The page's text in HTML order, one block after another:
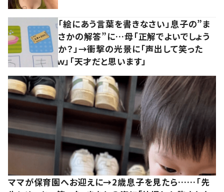
「絵にあう言葉を書きなさい」息子の”ま
さかの解答”に…母「正解でよいでしょう
か？」→衝撃の光景に「声出して笑った
ｗ」「天才だと思います」
ママが保育園へお迎えに→2歳息子を見たら……「先